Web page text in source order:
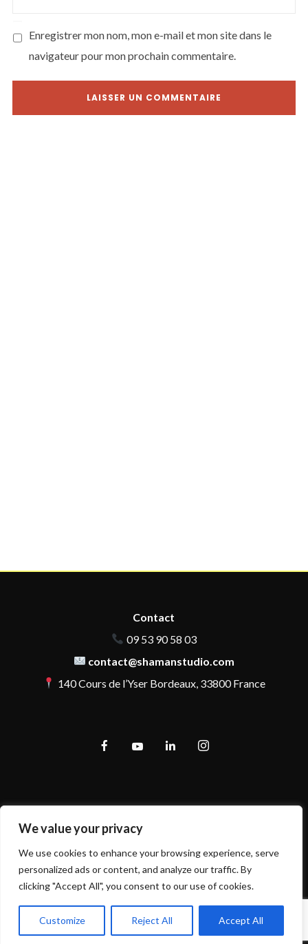
We value your privacy
We use cookies to enhance your browsing experience, serve
personalized ads or content, and analyze our traffic. By
clicking "Accept All", you consent to our use of cookies.
Customize Reject All Accept All
Enregistrer mon nom, mon e-mail et mon site dans le
navigateur pour mon prochain commentaire.
Contact
09 53 90 58 03
contact@shamanstudio.com
140 Cours de l’Yser Bordeaux, 33800 France
Mentions légales et politique de confidentialité